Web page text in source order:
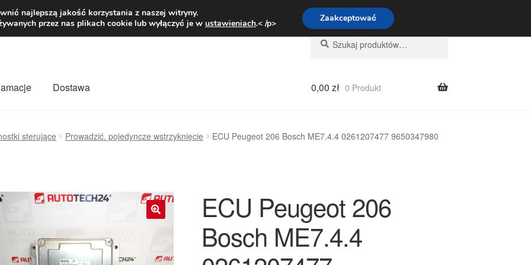
zł Pn.-pt. 9:00-16:00800 003 167
Szukaj:
Szukaj
Dostawa 0,00 zł 0 Produkt
sterujące Prowadzić. pojedyncze wstrzyknięcie ECU Peugeot 206 Bosch ME7.4.4 0261207477 9650347980
ECU Peugeot 206
Bosch ME7.4.4
najlepszą jakość korzystania z naszej witryny.
przez nas plikach cookie lub wyłączyć je w ustawieniach.< /p> Zaakceptować